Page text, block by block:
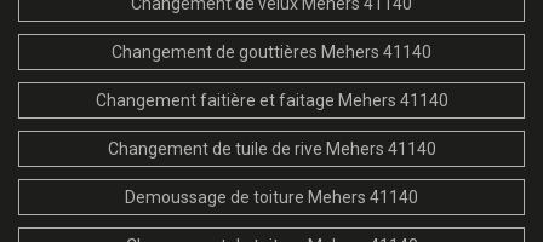
Changement de gouttières Mehers 41140
Changement faitière et faitage Mehers 41140
Changement de tuile de rive Mehers 41140
Demoussage de toiture Mehers 41140